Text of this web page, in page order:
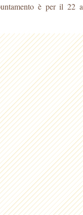
è per il 22